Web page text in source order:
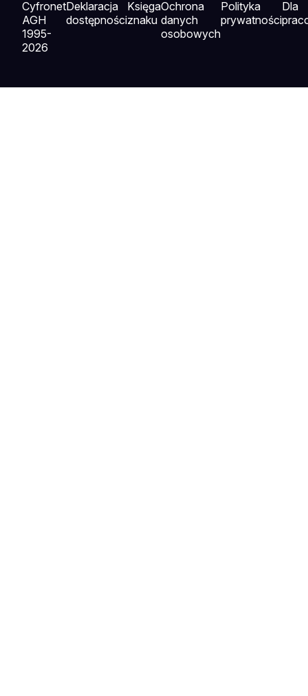
Cyfronet
AGH
1995-
2026
Deklaracja
dostępności
Księga
znaku
Ochrona
danych
osobowych
Polityka
prywatności
Dla